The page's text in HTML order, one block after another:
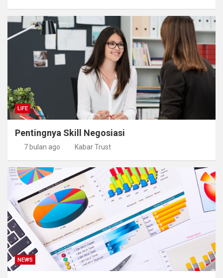
LIFE
Pentingnya Skill Negosiasi
7 bulan ago Kabar Trust
NEWS